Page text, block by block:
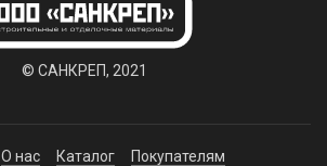
© САНКРЕП, 2021
О нас Каталог Покупателям